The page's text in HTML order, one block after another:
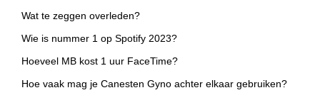
Wat te zeggen overleden?
Wie is nummer 1 op Spotify 2023?
Hoeveel MB kost 1 uur FaceTime?
Hoe vaak mag je Canesten Gyno achter elkaar gebruiken?